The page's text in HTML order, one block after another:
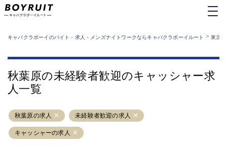
業種から探す
運営者情報
サイトマップ
キャバクラボーイのバイト・求人・メンズナイトワークならキャバクラボーイルート > 東京
秋葉原の未経験者歓迎のキャッシャー求
人一覧
秋葉原の求人 未経験者歓迎の求人
キャッシャーの求人
六本木
池袋
新橋
渋谷
大和
錦糸町
八王子